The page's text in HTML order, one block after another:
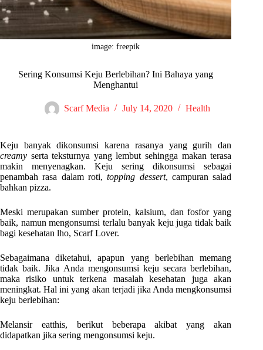
image: freepik
Sering Konsumsi Keju Berlebihan? Ini Bahaya yang
Menghantui
Scarf Media July 14, 2020 Health
Keju banyak dikonsumsi karena rasanya yang gurih dan
creamy serta teksturnya yang lembut sehingga makan terasa
makin menyenagkan. Keju sering dikonsumsi sebagai
penambah rasa dalam roti,topping dessert, campuran salad
bahkan pizza.
Meski merupakan sumber protein, kalsium, dan fosfor yang
baik, namun mengonsumsi terlalu banyak keju juga tidak baik
bagi kesehatan lho, Scarf Lover.
Sebagaimana diketahui, apapun yang berlebihan memang
tidak baik. Jika Anda mengonsumsi keju secara berlebihan,
maka risiko untuk terkena masalah kesehatan juga akan
meningkat. Hal ini yang akan terjadi jika Anda mengkonsumsi
keju berlebihan:
Melansir eatthis, berikut beberapa akibat yang akan
didapatkan jika sering mengonsumsi keju.